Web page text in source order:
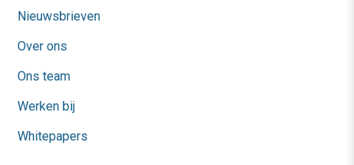
Nieuwsbrieven
Over ons
Ons team
Werken bij
Whitepapers